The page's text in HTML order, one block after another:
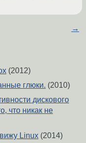
→
(2012)
глюки. (2010)
дискового
что никак не
Linux (2014)